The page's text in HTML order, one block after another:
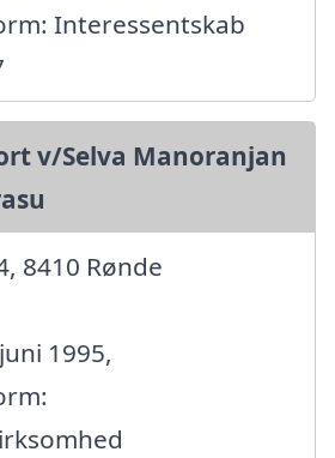
Interessentskab
v/Selva Manoranjan
8410 Rønde
1995,